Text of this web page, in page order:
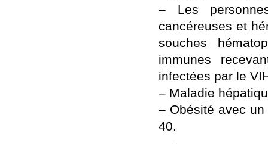
– Les
cancéreuses et
souches
immunes
infectées par le
– Maladie
– Obésité avec
40.